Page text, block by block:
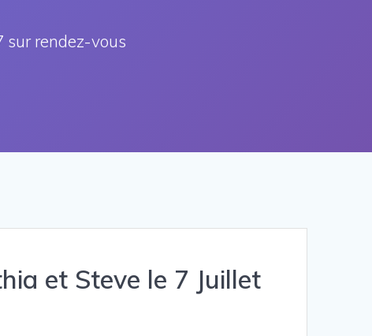
sur rendez-vous
et Steve le 7 Juillet